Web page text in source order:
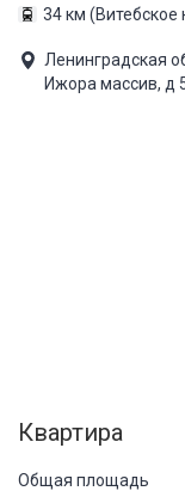
34 км (Витебское
Ленинградская
Ижора массив, д
Квартира
Общая площадь